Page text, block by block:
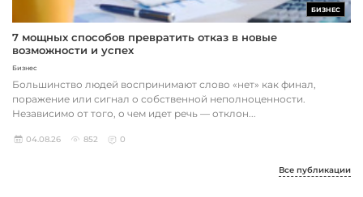
БИЗНЕС
7 мощных способов превратить отказ в новые
возможности и успех
Бизнес
Большинство людей воспринимают слово «нет» как финал,
поражение или сигнал о собственной неполноценности.
Независимо от того, о чем идет речь — отклон...
04.08.26 852 0
Все публикации